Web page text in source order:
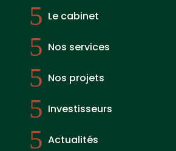
5 Le cabinet
5 Nos services
5 Nos projets
5 Investisseurs
5 Actualités